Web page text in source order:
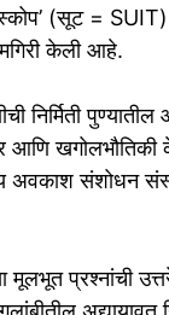
(सूट = SUIT)
केली आहे.
निर्मिती पुण्यातील
आणि
अवकाश संशोधन
मूलभूत प्रश्नांची